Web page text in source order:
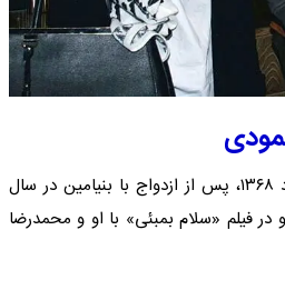
شایلی محمودی، متولد ۱ خرداد ۱۳۶۸، پس از ازدواج با بنیامین در سال
و در فیلم «سلام بمبئی» با او و محمدرضا